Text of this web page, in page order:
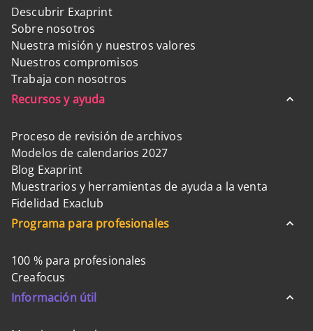
Descubrir Exaprint
Sobre nosotros
Nuestra misión y nuestros valores
Nuestros compromisos
Trabaja con nosotros
Recursos y ayuda
Proceso de revisión de archivos
Modelos de calendarios 2027
Blog Exaprint
Muestrarios y herramientas de ayuda a la venta
Fidelidad Exaclub
Programa para profesionales
100 % para profesionales
Creafocus
Información útil